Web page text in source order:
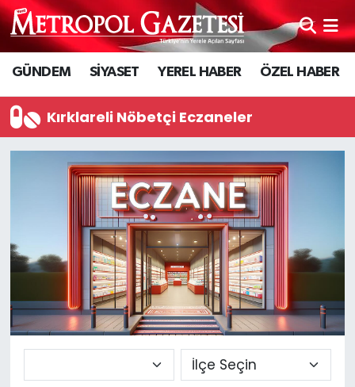
GÜNDEM SİYASET YEREL HABER ÖZEL HABER
Kırklareli Nöbetçi Eczaneler
Hava Durumu
Trafik Durumu
Süper Lig Puan Durumu ve Fikstür
Tüm Manşetler
Son Dakika Haberleri
Haber Arşivi